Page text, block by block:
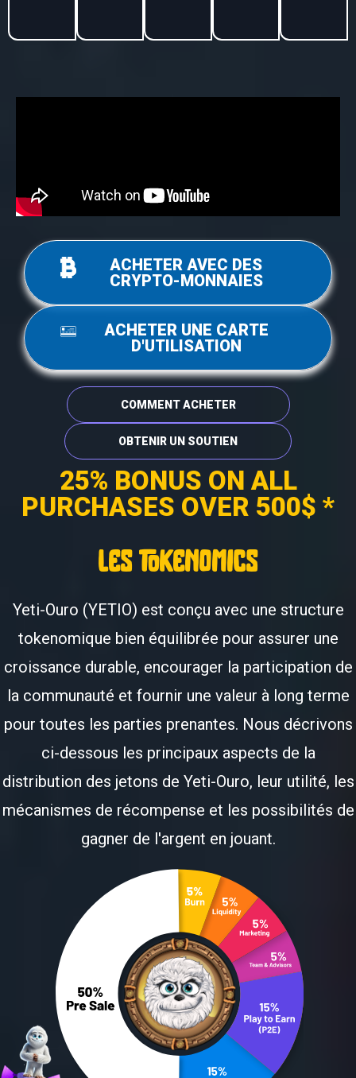
ACHETER AVEC DES
CRYPTO-MONNAIES
ACHETER UNE CARTE
D'UTILISATION
COMMENT ACHETER
OBTENIR UN SOUTIEN
25% BONUS ON ALL
PURCHASES OVER 500$ *
les tokenomics
Yeti-Ouro (YETIO) est conçu avec une structure
tokenomique bien équilibrée pour assurer une
croissance durable, encourager la participation de
la communauté et fournir une valeur à long terme
pour toutes les parties prenantes. Nous décrivons
ci-dessous les principaux aspects de la
distribution des jetons de Yeti-Ouro, leur utilité, les
mécanismes de récompense et les possibilités de
gagner de l'argent en jouant.